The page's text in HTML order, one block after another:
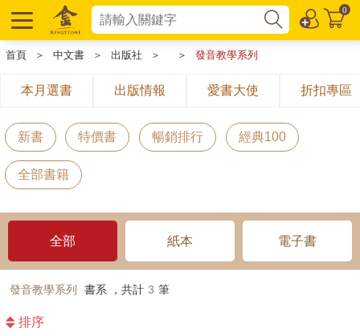
0
首頁 ＞ 中文書 ＞ 出版社 ＞ ＞ 發音教學系列
本月選書 出版情報 愛書大使 折扣專區
新書 特價書 暢銷排行 經典100
全部書籍
全部 紙本 電子書
發音教學系列 書系 ，共計 3 筆
排序